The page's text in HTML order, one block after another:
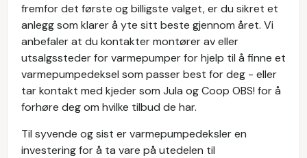
fremfor det første og billigste valget, er du sikret et
anlegg som klarer å yte sitt beste gjennom året. Vi
anbefaler at du kontakter montører av eller
utsalgssteder for varmepumper for hjelp til å finne et
varmepumpedeksel som passer best for deg - eller
tar kontakt med kjeder som Jula og Coop OBS! for å
forhøre deg om hvilke tilbud de har.
Til syvende og sist er varmepumpedeksler en
investering for å ta vare på utedelen til